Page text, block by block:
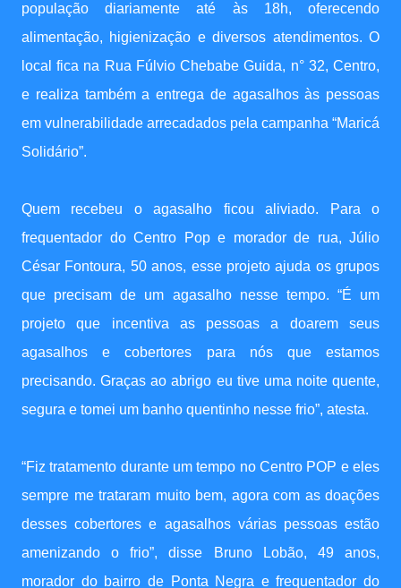
população diariamente até às 18h, oferecendo
alimentação, higienização e diversos atendimentos. O
local fica na Rua Fúlvio Chebabe Guida, n° 32, Centro,
e realiza também a entrega de agasalhos às pessoas
em vulnerabilidade arrecadados pela campanha “Maricá
Solidário”.
Quem recebeu o agasalho ficou aliviado. Para o
frequentador do Centro Pop e morador de rua, Júlio
César Fontoura, 50 anos, esse projeto ajuda os grupos
que precisam de um agasalho nesse tempo. “É um
projeto que incentiva as pessoas a doarem seus
agasalhos e cobertores para nós que estamos
precisando. Graças ao abrigo eu tive uma noite quente,
segura e tomei um banho quentinho nesse frio”, atesta.
“Fiz tratamento durante um tempo no Centro POP e eles
sempre me trataram muito bem, agora com as doações
desses cobertores e agasalhos várias pessoas estão
amenizando o frio”, disse Bruno Lobão, 49 anos,
morador do bairro de Ponta Negra e frequentador do